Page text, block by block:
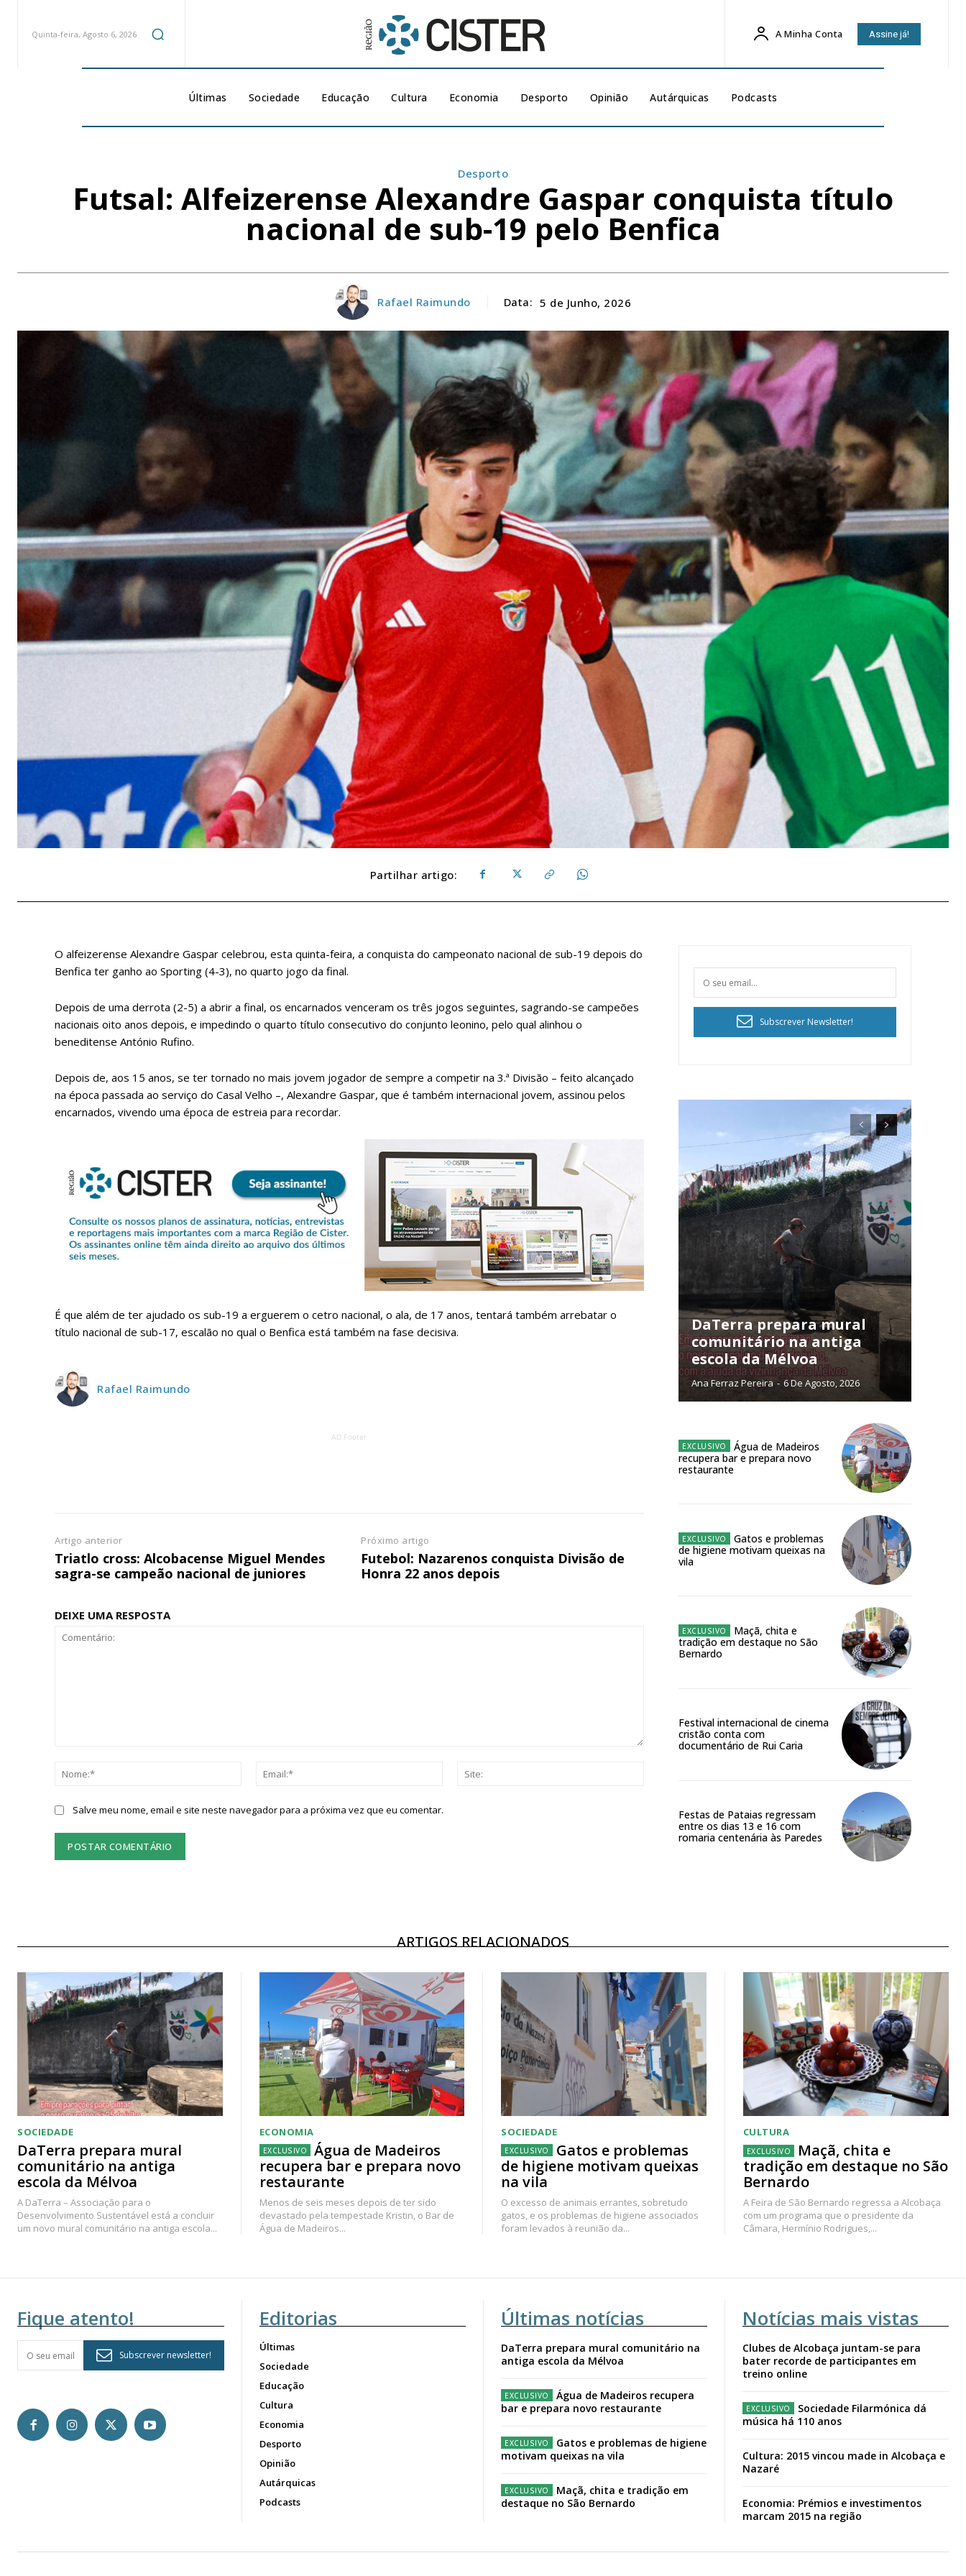
Planos de Assinatura
Faça-se assinante do Região de Cister e ajude-nos a manter este serviço público!
Sendo assinante terá acesso a todos os conteúdos exclusivos e versões digitais.
Escolha o plano de assinatura desejado:
ASSINATURA
IMPRESSA
Escolha o plano
ASSINATURA
DIGITAL ANUAL
Acesso aos conteúdos Exclusivos para
Quinta-feira, Agosto 6, 2026 A Minha Conta Assine já!
Últimas Sociedade Educação Cultura Economia Desporto Opinião Autárquicas Podcasts
Desporto
Futsal: Alfeizerense Alexandre Gaspar conquista título
nacional de sub-19 pelo Benfica
Rafael Raimundo Data: 5 de Junho, 2026
Partilhar artigo:
O alfeizerense Alexandre Gaspar celebrou, esta quinta-feira, a conquista do campeonato nacional de sub-19 depois do
Benfica ter ganho ao Sporting (4-3), no quarto jogo da final.
Depois de uma derrota (2-5) a abrir a final, os encarnados venceram os três jogos seguintes, sagrando-se campeões
nacionais oito anos depois, e impedindo o quarto título consecutivo do conjunto leonino, pelo qual alinhou o
beneditense António Rufino.
Depois de, aos 15 anos, se ter tornado no mais jovem jogador de sempre a competir na 3.ª Divisão – feito alcançado
na época passada ao serviço do Casal Velho –, Alexandre Gaspar, que é também internacional jovem, assinou pelos
encarnados, vivendo uma época de estreia para recordar.
É que além de ter ajudado os sub-19 a erguerem o cetro nacional, o ala, de 17 anos, tentará também arrebatar o
título nacional de sub-17, escalão no qual o Benfica está também na fase decisiva.
Rafael Raimundo
AD Footer
Artigo anterior
Triatlo cross: Alcobacense Miguel Mendes
sagra-se campeão nacional de juniores
Próximo artigo
Futebol: Nazarenos conquista Divisão de
Honra 22 anos depois
DEIXE UMA RESPOSTA
Nome:*
Email:*
Salve meu nome, email e site neste navegador para a próxima vez que eu comentar.
Subscrever Newsletter!
DaTerra prepara mural
comunitário na antiga
escola da Mélvoa
Ana Ferraz Pereira - 6 De Agosto, 2026
Água de Madeiros
recupera bar e prepara novo
restaurante
Gatos e problemas
de higiene motivam queixas na
vila
Maçã, chita e
tradição em destaque no São
Bernardo
Festival internacional de cinema
cristão conta com
documentário de Rui Caria
Festas de Pataias regressam
entre os dias 13 e 16 com
romaria centenária às Paredes
ARTIGOS RELACIONADOS
SOCIEDADE
DaTerra prepara mural
comunitário na antiga
escola da Mélvoa
A DaTerra – Associação para o
Desenvolvimento Sustentável está a concluir
um novo mural comunitário na antiga escola...
ECONOMIA
Água de Madeiros
recupera bar e prepara novo
restaurante
Menos de seis meses depois de ter sido
devastado pela tempestade Kristin, o Bar de
Água de Madeiros...
SOCIEDADE
Gatos e problemas
de higiene motivam queixas
na vila
O excesso de animais errantes, sobretudo
gatos, e os problemas de higiene associados
foram levados à reunião da...
CULTURA
Maçã, chita e
tradição em destaque no São
Bernardo
A Feira de São Bernardo regressa a Alcobaça
com um programa que o presidente da
Câmara, Hermínio Rodrigues,...
Fique atento!
Subscrever newsletter!
Editorias
Últimas
Sociedade
Educação
Cultura
Economia
Desporto
Opinião
Autárquicas
Podcasts
Últimas notícias
DaTerra prepara mural comunitário na
antiga escola da Mélvoa
Água de Madeiros recupera
bar e prepara novo restaurante
Gatos e problemas de higiene
motivam queixas na vila
Maçã, chita e tradição em
destaque no São Bernardo
Notícias mais vistas
Clubes de Alcobaça juntam-se para
bater recorde de participantes em
treino online
Sociedade Filarmónica dá
música há 110 anos
Cultura: 2015 vincou made in Alcobaça e
Nazaré
Economia: Prémios e investimentos
marcam 2015 na região